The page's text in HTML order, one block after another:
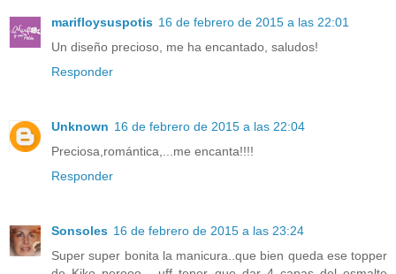
marifloysuspotis 16 de febrero de 2015 a las 22:01
Un diseño precioso, me ha encantado, saludos!
Responder
Unknown 16 de febrero de 2015 a las 22:04
Preciosa,romántica,...me encanta!!!!
Responder
Sonsoles 16 de febrero de 2015 a las 23:24
Super super bonita la manicura..que bien queda ese topper